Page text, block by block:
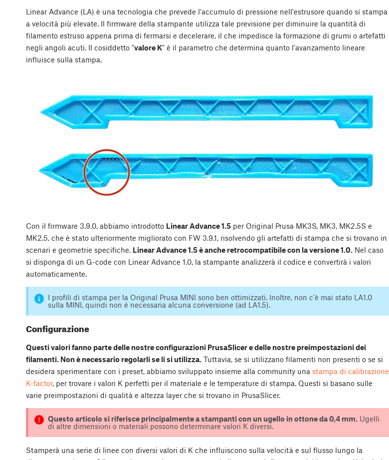
Linear Advance (LA) è una tecnologia che prevede l'accumulo di pressione nell'estrusore quando si stampa
a velocità più elevate. Il firmware della stampante utilizza tale previsione per diminuire la quantità di
filamento estruso appena prima di fermarsi e decelerare, il che impedisce la formazione di grumi o artefatti
negli angoli acuti. Il cosiddetto "valore K" è il parametro che determina quanto l'avanzamento lineare
influisce sulla stampa.
Con il firmware 3.9.0, abbiamo introdotto Linear Advance 1.5 per Original Prusa MK3S, MK3, MK2.5S e
MK2.5, che è stato ulteriormente migliorato con FW 3.9.1, risolvendo gli artefatti di stampa che si trovano in
scenari e geometrie specifiche. Linear Advance 1.5 è anche retrocompatibile con la versione 1.0. Nel caso
si disponga di un G-code con Linear Advance 1.0, la stampante analizzerà il codice e convertirà i valori
automaticamente.
I profili di stampa per la Original Prusa MINI sono ben ottimizzati. Inoltre, non c'è mai stato LA1.0
sulla MINI, quindi non è necessaria alcuna conversione (ad LA1.5).
Configurazione
Questi valori fanno parte delle nostre configurazioni PrusaSlicer e delle nostre preimpostazioni dei
filamenti. Non è necessario regolarli se li si utilizza. Tuttavia, se si utilizzano filamenti non presenti o se si
desidera sperimentare con i preset, abbiamo sviluppato insieme alla community una stampa di calibrazione
K-factor, per trovare i valori K perfetti per il materiale e le temperature di stampa. Questi si basano sulle
varie preimpostazioni di qualità e altezza layer che si trovano in PrusaSlicer.
Questo articolo si riferisce principalmente a stampanti con un ugello in ottone da 0,4 mm.Ugelli
di altre dimensioni o materiali possono determinare valori K diversi.
Stamperà una serie di linee con diversi valori di K che influiscono sulla velocità e sul flusso lungo la